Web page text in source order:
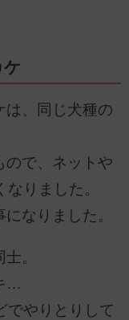
は、同じ犬種の
ので、ネットや
りました。
なりました。
。
…
でやりとりして